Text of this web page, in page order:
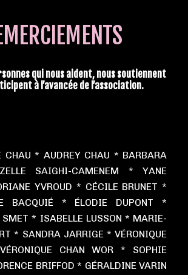
qui nous aident, nous soutiennent
à l’avancée de l’association.
CHAU * AUDREY CHAU * BARBARA
SAIGHI-CAMENEM * YANE
YVROUD * CÉCILE BRUNET *
BACQUIÉ * ÉLODIE DUPONT *
SMET * ISABELLE LUSSON * MARIE-
* SANDRA JARRIGE * VÉRONIQUE
CHAN WOR * SOPHIE
BRIFFOD * GÉRALDINE VARIN